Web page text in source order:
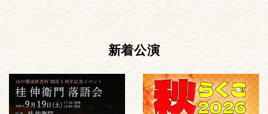
新着公演